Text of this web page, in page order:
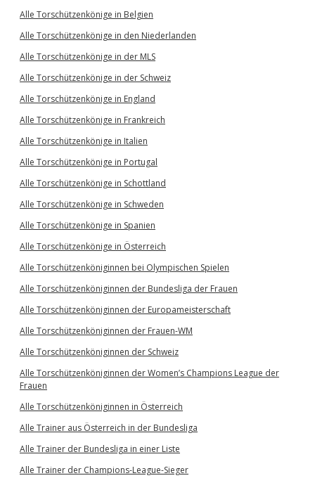
Alle Torschützenkönige in Belgien
Alle Torschützenkönige in den Niederlanden
Alle Torschützenkönige in der MLS
Alle Torschützenkönige in der Schweiz
Alle Torschützenkönige in England
Alle Torschützenkönige in Frankreich
Alle Torschützenkönige in Italien
Alle Torschützenkönige in Portugal
Alle Torschützenkönige in Schottland
Alle Torschützenkönige in Schweden
Alle Torschützenkönige in Spanien
Alle Torschützenkönige in Österreich
Alle Torschützenköniginnen bei Olympischen Spielen
Alle Torschützenköniginnen der Bundesliga der Frauen
Alle Torschützenköniginnen der Europameisterschaft
Alle Torschützenköniginnen der Frauen-WM
Alle Torschützenköniginnen der Schweiz
Alle Torschützenköniginnen der Women’s Champions League der
Frauen
Alle Torschützenköniginnen in Österreich
Alle Trainer aus Österreich in der Bundesliga
Alle Trainer der Bundesliga in einer Liste
Alle Trainer der Champions-League-Sieger